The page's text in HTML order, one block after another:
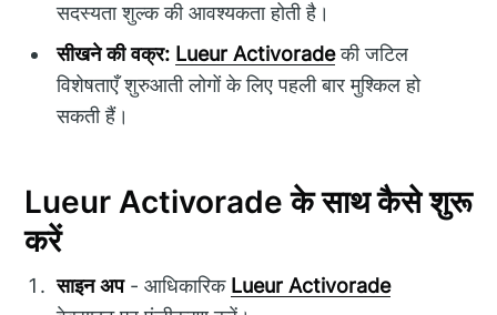
सदस्यता शुल्क की आवश्यकता होती है।
सीखने की वक्र: Lueur Activoradeकी जटिल
विशेषताएँ शुरुआती लोगों के लिए पहली बार मुश्किल हो
सकती हैं।
Lueur Activorade के साथ कैसे शुरू
करें
साइन अप- आधिकारिक Lueur Activorade